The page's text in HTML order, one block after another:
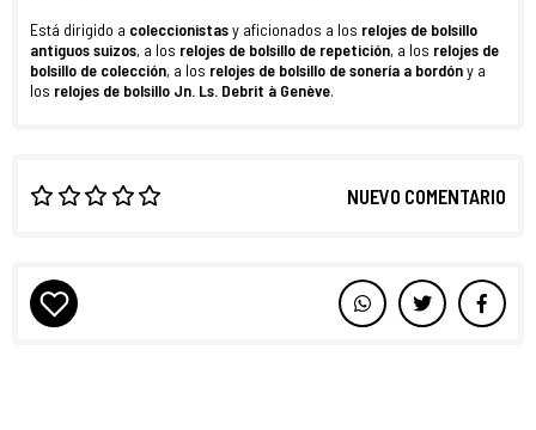
Está dirigido a coleccionistasy aficionados a los relojes de bolsillo
antiguos suizos, a los relojes de bolsillo de repetición, a los relojes de
bolsillo de colección, a los relojes de bolsillo de sonería a bordóny a
los relojes de bolsillo Jn. Ls. Debrit à Genève.
NUEVO COMENTARIO